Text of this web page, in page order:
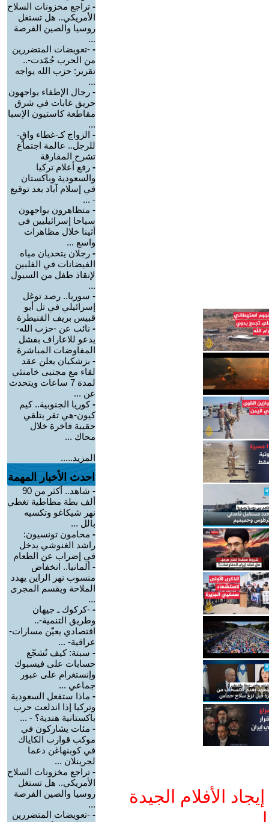
الأفلام الجيدة
- تراجع مخزونات السلاح
الأمريكي.. هل تستغل
روسيا والصين الفرصة
...
- -تعويضات المتضررين
من الحرب جُمّدت-..
تقرير: حزب الله يواجه
...
- رجال الإطفاء يواجهون
حريق غابات في شرق
مقاطعة كاستيون الإسبا
...
- الزواج كـ-غطاء واقٍ-
للرجل.. عالمة اجتماع
تشرح المفارقة
- رفع أعلام تركيا
والسعودية وباكستان
في إسلام آباد بعد توقيع
- ...
- متظاهرون يواجهون
سياحا إسرائيليين في
أثينا خلال مظاهرات
واسع ...
- رجلان يتحديان مياه
الفيضانات في الفلبين
لإنقاذ طفل من السيول
...
- سوريا.. رصد توغل
إسرائيلي في تل أبو
قبيس بريف القنيطرة
- نائب عن -حزب الله-
يدعو للاعاراف بفشل
المفاوضات المباشرة
- بزشكيان يعلن عقد
لقاء مع مجتبى خامنئي
لمدة 7 ساعات ويتحدث
عن ...
-كوريا الجنوبية.. كيم
كيون-هي تقر بتلقي
حقيبة فاخرة خلال
محاك ...
المزيد.....
احدث الأخبار المهمة
-
شاهد.. أكثر من 90
ألف بطة مطاطية تغطي
نهر شيكاغو وتكسيه
بالل ...
- محامون تونسيون:
راشد الغنوشي يدخل
في إضراب عن الطعام
- ألمانيا.. انخفاض
منسوب نهر الراين يهدد
الملاحة ويقسم المجرى
...
- -كركوك ـ جيهان
وطريق التنمية-..
اقتصادي يعيّن مسارات-
عراقية- ...
- سبتة: كيف تُشجّع
حسابات على فيسبوك
وإنستغرام على عبور
جماعي ...
- ماذا ستفعل السعودية
وتركيا إذا اندلعت حرب
باكستانية هندية؟ - ...
- مئات يشاركون في
موكب قوارب الكاياك
في كوبنهاغن دعما
لجرينلان ...
- تراجع مخزونات السلاح
الأمريكي.. هل تستغل
روسيا والصين الفرصة
...
- -تعويضات المتضررين